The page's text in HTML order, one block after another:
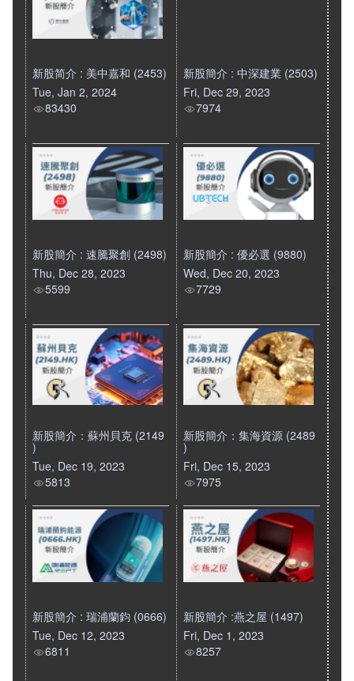
新股简介 : 美中嘉和 (2453)
Tue, Jan 2, 2024
83430
新股簡介 : 中深建業 (2503)
Fri, Dec 29, 2023
7974
新股簡介 : 速騰聚創 (2498)
Thu, Dec 28, 2023
5599
新股簡介 : 優必選 (9880)
Wed, Dec 20, 2023
7729
新股簡介：蘇州貝克 (2149
)
Tue, Dec 19, 2023
5813
新股簡介：集海資源 (2489
)
Fri, Dec 15, 2023
7975
新股簡介 : 瑞浦蘭鈞 (0666)
Tue, Dec 12, 2023
6811
新股簡介 :燕之屋 (1497)
Fri, Dec 1, 2023
8257